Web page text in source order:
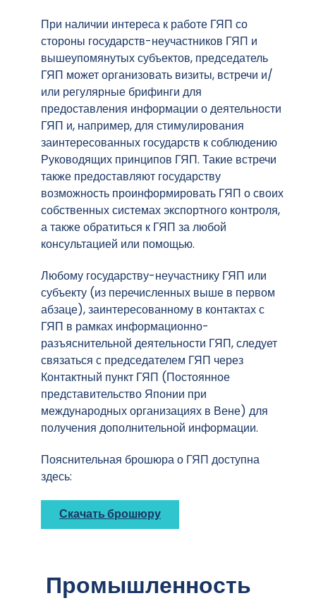
При наличии интереса к работе ГЯП со
стороны государств-неучастников ГЯП и
вышеупомянутых субъектов, председатель
ГЯП может организовать визиты, встречи и/
или регулярные брифинги для
предоставления информации о деятельности
ГЯП и, например, для стимулирования
заинтересованных государств к соблюдению
Руководящих принципов ГЯП. Такие встречи
также предоставляют государству
возможность проинформировать ГЯП о своих
собственных системах экспортного контроля,
а также обратиться к ГЯП за любой
консультацией или помощью.
Любому государству-неучастнику ГЯП или
субъекту (из перечисленных выше в первом
абзаце), заинтересованному в контактах с
ГЯП в рамках информационно-
разъяснительной деятельности ГЯП, следует
связаться с председателем ГЯП через
Контактный пункт ГЯП (Постоянное
представительство Японии при
международных организациях в Вене) для
получения дополнительной информации.
Пояснительная брошюра о ГЯП доступна
здесь:
Скачать брошюру
Промышленность